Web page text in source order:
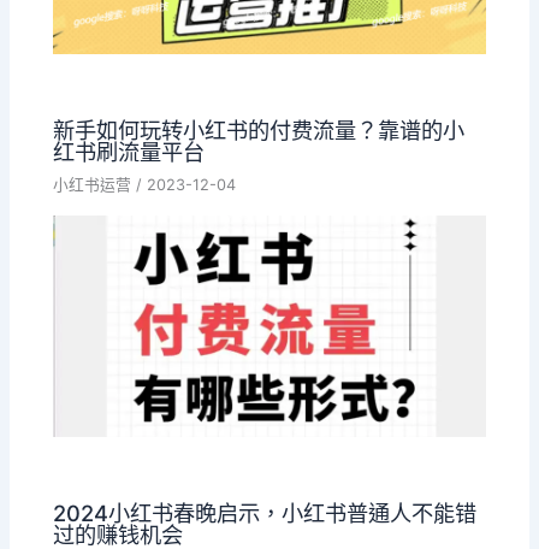
新手如何玩转小红书的付费流量？靠谱的小
红书刷流量平台
小红书运营 / 2023-12-04
2024小红书春晚启示，小红书普通人不能错
过的赚钱机会